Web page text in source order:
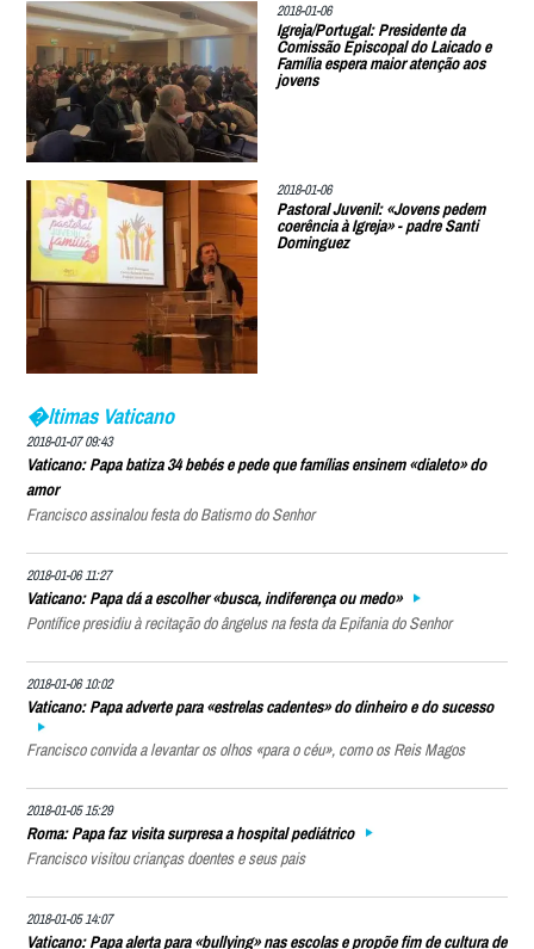
2018-01-06
Igreja/Portugal: Presidente da
Comissão Episcopal do Laicado e
Família espera maior atenção aos
jovens
2018-01-06
Pastoral Juvenil: «Jovens pedem
coerência à Igreja» - padre Santi
Dominguez
�ltimas Vaticano
2018-01-07 09:43
Vaticano: Papa batiza 34 bebés e pede que famílias ensinem «dialeto» do
amor
Francisco assinalou festa do Batismo do Senhor
2018-01-06 11:27
Vaticano: Papa dá a escolher «busca, indiferença ou medo»
Pontífice presidiu à recitação do ângelus na festa da Epifania do Senhor
2018-01-06 10:02
Vaticano: Papa adverte para «estrelas cadentes» do dinheiro e do sucesso
Francisco convida a levantar os olhos «para o céu», como os Reis Magos
2018-01-05 15:29
Roma: Papa faz visita surpresa a hospital pediátrico
Francisco visitou crianças doentes e seus pais
2018-01-05 14:07
Vaticano: Papa alerta para «bullying» nas escolas e propõe fim de cultura de